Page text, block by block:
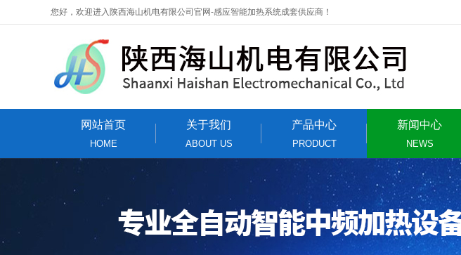
您好，欢迎进入陕西海山机电有限公司官网-感应智能加热系统成套供应商！
网站首页
HOME
关于我们
ABOUT US
产品中心
PRODUCT
新闻中心
NEWS